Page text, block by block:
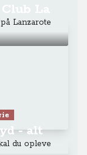
- alt